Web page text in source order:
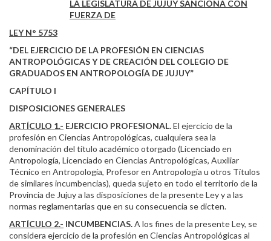
LA LEGISLATURA DE JUJUY SANCIONA CON
FUERZA DE
LEY N° 5753
“DEL EJERCICIO DE LA PROFESIÓN EN CIENCIAS
ANTROPOLÓGICAS Y DE CREACIÓN DEL COLEGIO DE
GRADUADOS EN ANTROPOLOGÍA DE JUJUY”
CAPÍTULO I
DISPOSICIONES GENERALES
ARTÍCULO 1.- EJERCICIO PROFESIONAL.El ejercicio de la
profesión en Ciencias Antropológicas, cualquiera sea la
denominación del título académico otorgado (Licenciado en
Antropología, Licenciado en Ciencias Antropológicas, Auxiliar
Técnico en Antropología, Profesor en Antropología u otros Títulos
de similares incumbencias), queda sujeto en todo el territorio de la
Provincia de Jujuy a las disposiciones de la presente Ley y a las
normas reglamentarias que en su consecuencia se dicten.
ARTÍCULO 2.- INCUMBENCIAS.A los fines de la presente Ley, se
considera ejercicio de la profesión en Ciencias Antropológicas al